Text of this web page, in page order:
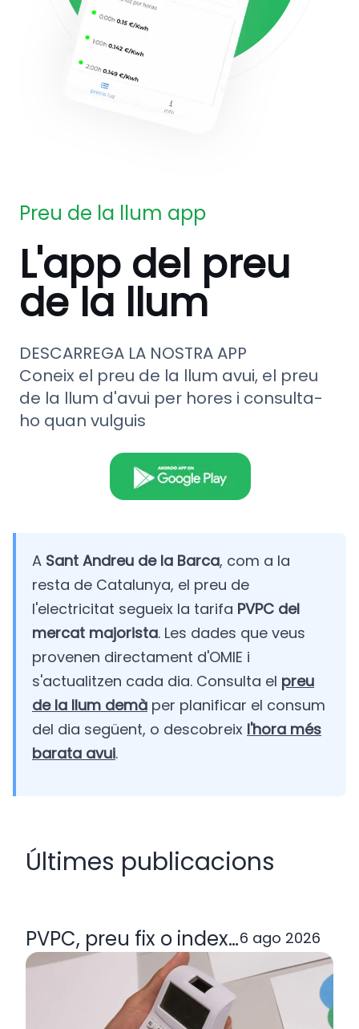
Preu de la llum app
L'app del preu
de la llum
DESCARREGA LA NOSTRA APP
Coneix el preu de la llum avui, el preu
de la llum d'avui per hores i consulta-
ho quan vulguis
A Sant Andreu de la Barca, com a la
resta de Catalunya, el preu de
l'electricitat segueix la tarifa PVPC del
mercat majorista. Les dades que veus
provenen directament d'OMIE i
s'actualitzen cada dia. Consulta el preu
de la llum demà per planificar el consum
del dia següent, o descobreix l'hora més
barata avui.
Últimes publicacions
PVPC, preu fix o indexada: quina
6 ago 2026